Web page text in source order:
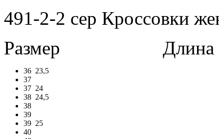
491-2-2 сер Кроссовки
Размер
Длина в
36 23,5
37
37 24
38 24,5
38
39
39 25
40